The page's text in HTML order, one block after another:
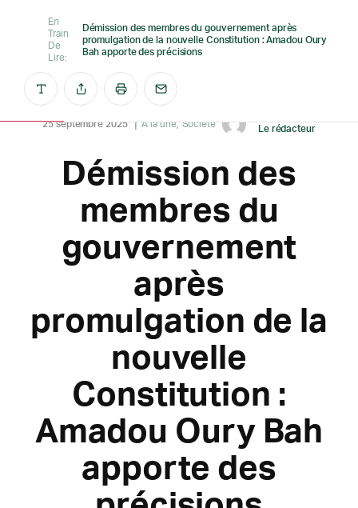
En
Train
De
Lire:
Démission des membres du gouvernement après
promulgation de la nouvelle Constitution : Amadou Oury
Bah apporte des précisions
25 septembre 2025 A la une Société
Le rédacteur
Démission des
membres du
gouvernement
après
promulgation de la
nouvelle
Constitution :
Amadou Oury Bah
apporte des